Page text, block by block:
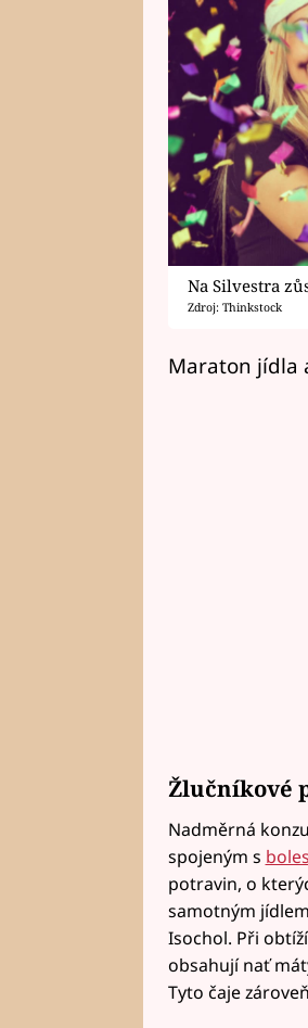
Na Silvestra
Zdroj: Thinkstock
Maraton jídla
Žlučníkové
Nadměrná
spojeným s
potravin, o
samotným
Isochol. Při
obsahují nať
Tyto čaje